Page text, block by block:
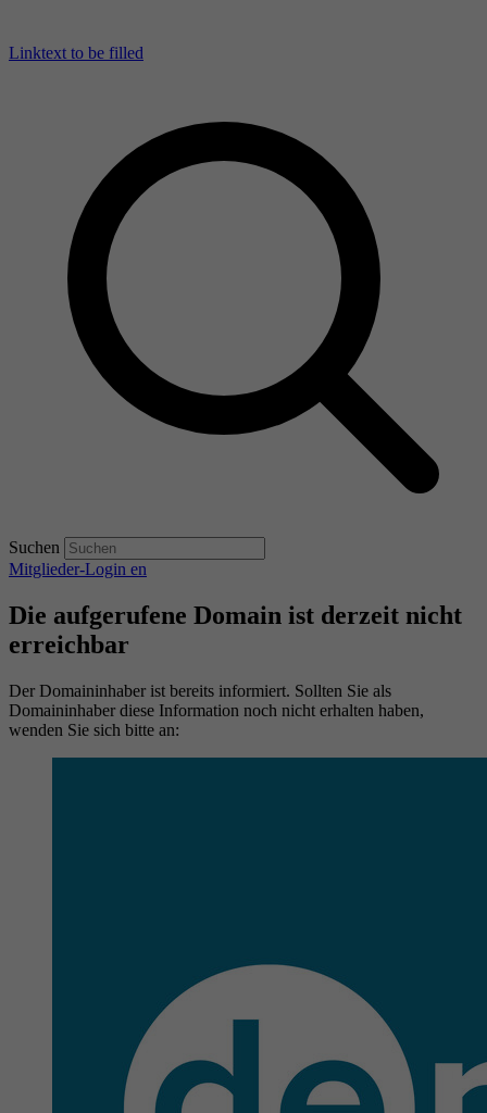
Linktext to be filled
Suchen
Mitglieder-Login en
Die aufgerufene Domain ist derzeit nicht
erreichbar
Der Domaininhaber ist bereits informiert. Sollten Sie als
Domaininhaber diese Information noch nicht erhalten haben,
wenden Sie sich bitte an: